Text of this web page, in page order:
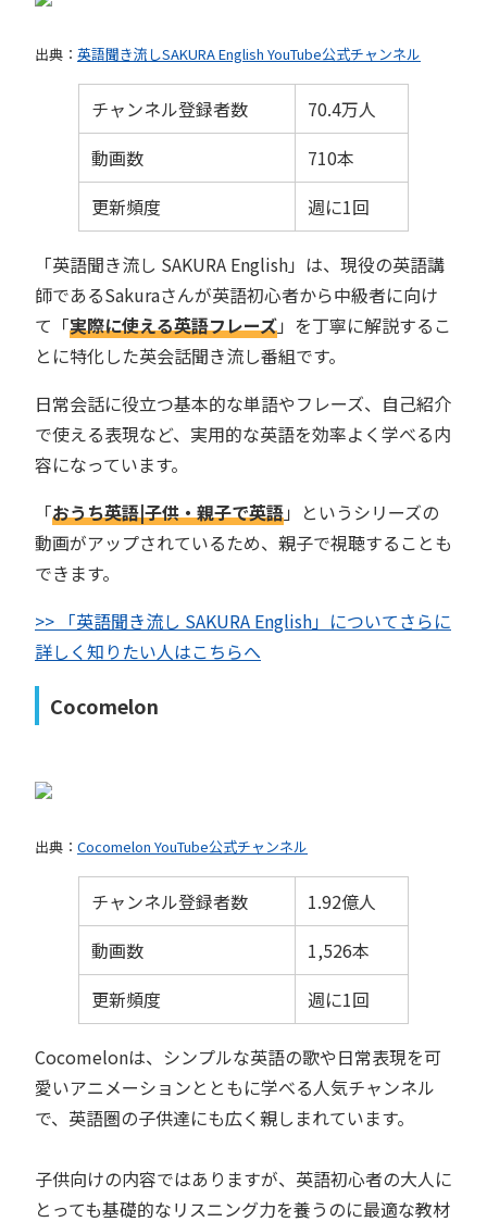
出典： 英語聞き流しSAKURA English YouTube公式チャンネル
チャンネル登録者数
70.4万人
動画数
710本
更新頻度
週に1回
「英語聞き流し SAKURA English」は、現役の英語講
師であるSakuraさんが英語初心者から中級者に向け
て「実際に使える英語フレーズ」を丁寧に解説するこ
とに特化した英会話聞き流し番組です。
日常会話に役立つ基本的な単語やフレーズ、自己紹介
で使える表現など、実用的な英語を効率よく学べる内
容になっています。
「おうち英語|子供・親子で英語」というシリーズの
動画がアップされているため、親子で視聴することも
できます。
>> 「英語聞き流し SAKURA English」についてさらに
詳しく知りたい人はこちらへ
Cocomelon
出典： Cocomelon YouTube公式チャンネル
チャンネル登録者数
1.92億人
動画数
1,526本
更新頻度
週に1回
Cocomelonは、シンプルな英語の歌や日常表現を可
愛いアニメーションとともに学べる人気チャンネル
で、英語圏の子供達にも広く親しまれています。
子供向けの内容ではありますが、英語初心者の大人に
とっても基礎的なリスニング力を養うのに最適な教材